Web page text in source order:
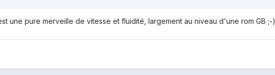
une pure merveille de vitesse et fluidité, largement au niveau d'une rom GB ;-)